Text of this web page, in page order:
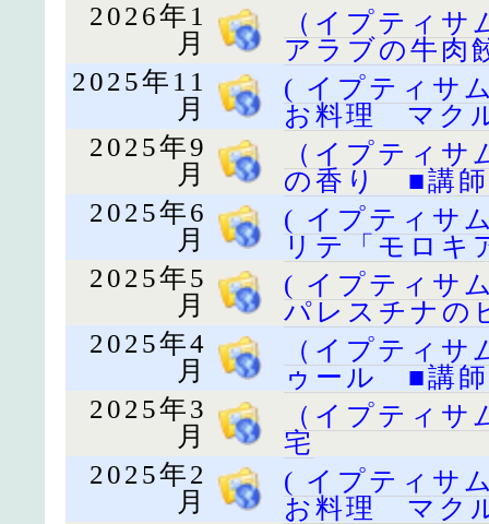
2026年1
月
（イプティ
アラブの牛
2025年11
月
( イプティサ
お料理 マク
2025年9
月
（イプティ
の香り ■講師
2025年6
月
( イプティサ
リテ「モロ
2025年5
月
( イプティサ
パレスチナ
2025年4
月
（イプティ
ゥール ■講
2025年3
月
（イプティ
宅
2025年2
月
( イプティサ
お料理 マク